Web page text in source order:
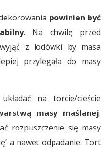
powinien być
. Na chwilę przed
z lodówki by masa
przylegała do masy
na torcie/cieście
masy maślanej.
rozpuszczenie się masy
a nawet odpadanie. Tort